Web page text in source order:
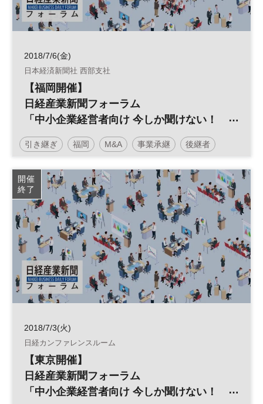
2018/7/6(金)
日本経済新聞社 西部支社
【福岡開催】
日経産業新聞フォーラム
「中小企業経営者向け 今しか聞けない！
事業承継M&A準備セミナー（入門編）」
引き継ぎ 福岡 M&A 事業承継 後継者
中小企業 事業譲渡 廃業
日経産業新聞フォーラム
開催
終了
2018/7/3(火)
日経カンファレンスルーム
【東京開催】
日経産業新聞フォーラム
「中小企業経営者向け 今しか聞けない！